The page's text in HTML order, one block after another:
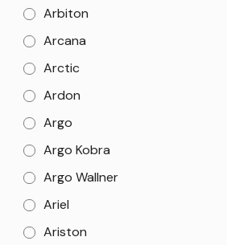
Arbiton
Arcana
Arctic
Ardon
Argo
Argo Kobra
Argo Wallner
Ariel
Ariston